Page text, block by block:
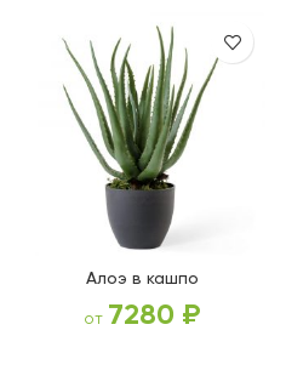
Алоэ в кашпо
от 7280 ₽
О МАГАЗИНЕ ЗЕЛЕНЫЙ
ДВОРИК